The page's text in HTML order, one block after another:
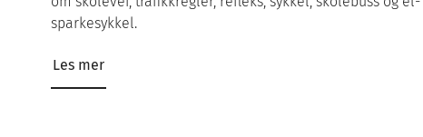
sparkesykkel.
Les mer